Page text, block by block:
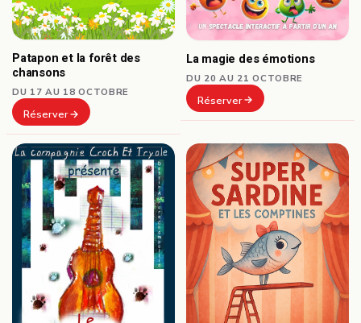
Patapon et la forêt des
chansons
DU 17 AU 18 OCTOBRE
Réserver
La magie des émotions
DU 20 AU 21 OCTOBRE
Réserver